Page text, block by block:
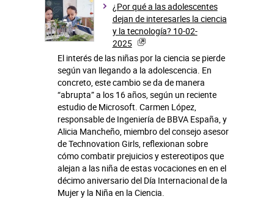
¿Por qué a las adolescentes
dejan de interesarles la ciencia
y la tecnología? 10-02-
2025
El interés de las niñas por la ciencia se pierde
según van llegando a la adolescencia. En
concreto, este cambio se da de manera
“abrupta” a los 16 años, según un reciente
estudio de Microsoft. Carmen López,
responsable de Ingeniería de BBVA España, y
Alicia Mancheño, miembro del consejo asesor
de Technovation Girls, reflexionan sobre
cómo combatir prejuicios y estereotipos que
alejan a las niña de estas vocaciones en en el
décimo aniversario del Día Internacional de la
Mujer y la Niña en la Ciencia.